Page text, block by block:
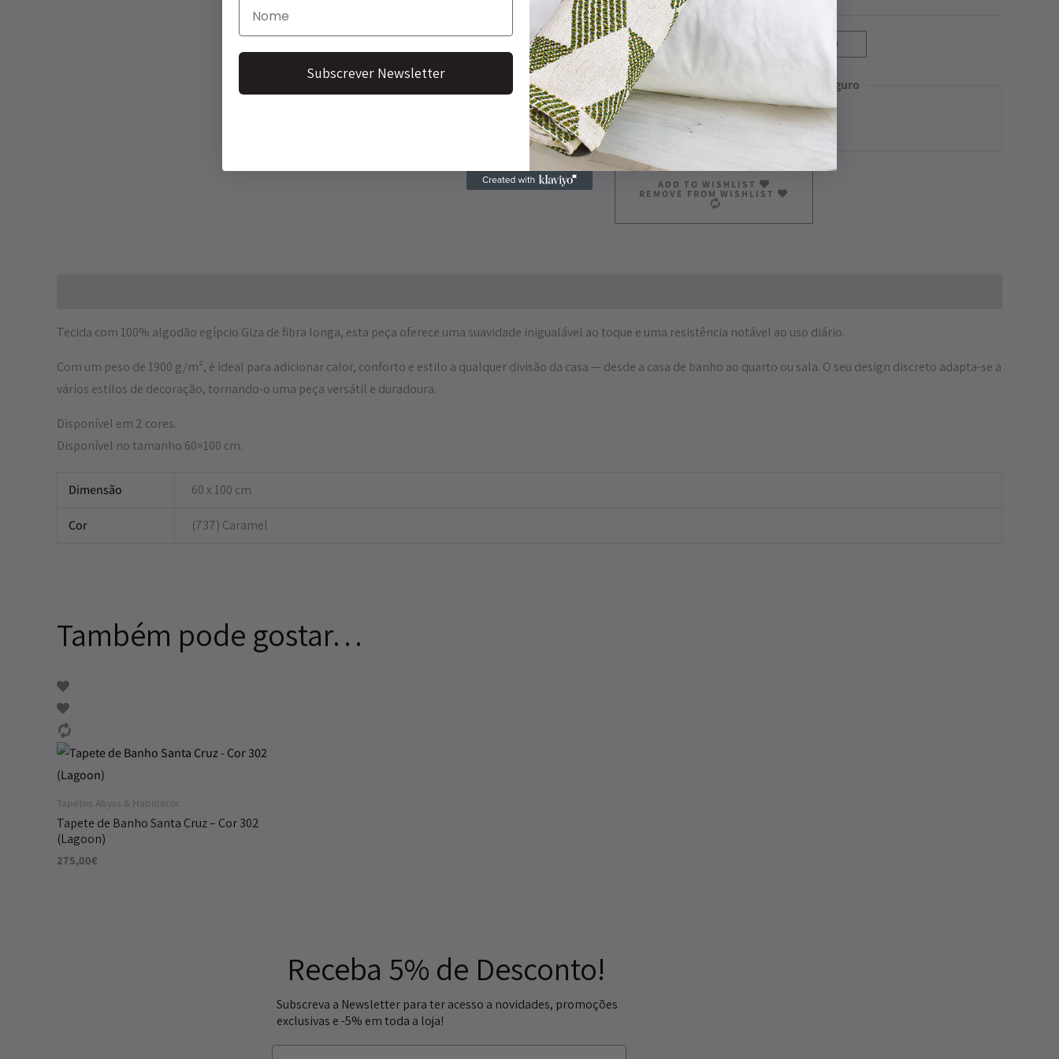
ADICIONAR AO CARRINHO
Pagamento Seguro
ADD TO WISHLIST
REMOVE FROM WISHLIST
Tecida com 100% algodão egípcio Giza de fibra longa, esta peça oferece uma suavidade inigualável ao toque e uma resistência notável ao uso diário.
Com um peso de 1900 g/m², é ideal para adicionar calor, conforto e estilo a qualquer divisão da casa — desde a casa de banho ao quarto ou sala. O seu design discreto adapta-se a
vários estilos de decoração, tornando-o uma peça versátil e duradoura.
Disponível em 2 cores.
Disponível no tamanho 60×100 cm.
Dimensão 60 x 100 cm
Cor (737) Caramel
Também pode gostar…
Tapetes Abyss & Habidecor
Tapete de Banho Santa Cruz – Cor 302
(Lagoon)
275,00€
Receba 5% de Desconto!
Subscreva a Newsletter para ter acesso a novidades, promoções
exclusivas e -5% em toda a loja!
Subscrever Newsletter